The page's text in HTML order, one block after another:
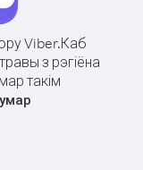
Viber.Каб
з рэгіёна
такім